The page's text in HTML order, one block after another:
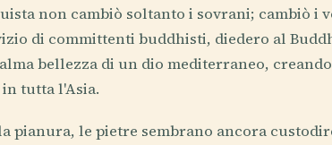
non cambiò soltanto i sovrani; cambiò
di committenti buddhisti, diedero al
bellezza di un dio mediterraneo,
tutta l'Asia.
pianura, le pietre sembrano ancora